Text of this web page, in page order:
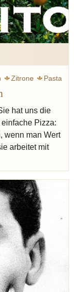
Zitrone
Pasta
Weißwein
hat uns die
Pizza:
wenn man Wert
arbeitet mit